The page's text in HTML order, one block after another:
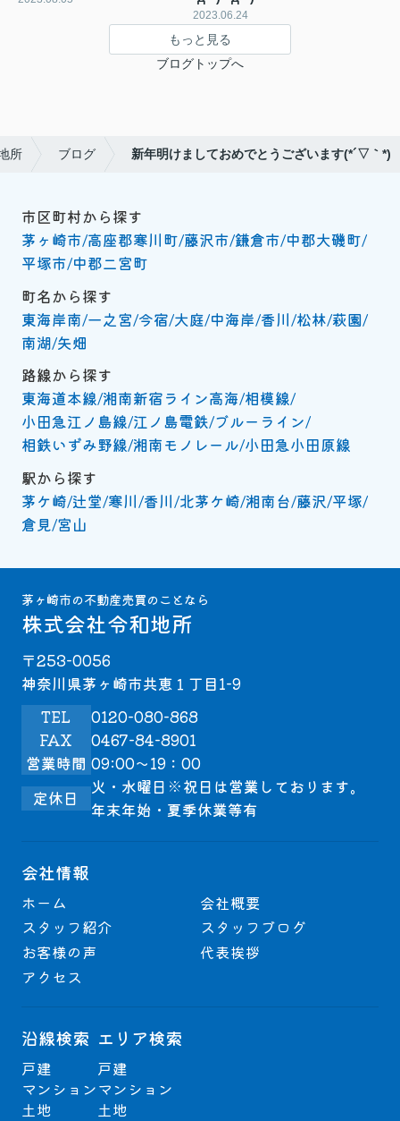
2023.06.24
もっと見る
ブログトップへ
所 ブログ 新年明けましておめでとうございます(*´▽｀*)
市区町村から探す
茅ヶ崎市 高座郡寒川町 藤沢市 鎌倉市 中郡大磯町
平塚市 中郡二宮町
町名から探す
東海岸南 一之宮 今宿 大庭 中海岸 香川 松林 萩園
南湖 矢畑
路線から探す
東海道本線 湘南新宿ライン高海 相模線
小田急江ノ島線 江ノ島電鉄 ブルーライン
相鉄いずみ野線 湘南モノレール 小田急小田原線
駅から探す
茅ケ崎 辻堂 寒川 香川 北茅ケ崎 湘南台 藤沢 平塚
倉見 宮山
茅ヶ崎市の不動産売買のことなら
株式会社令和地所
〒253-0056
神奈川県茅ヶ崎市共恵１丁目1-9
TEL
0120-080-868
FAX
0467-84-8901
営業時間 09:00～19：00
定休日
火・水曜日※祝日は営業しております。
年末年始・夏季休業等有
会社情報
ホーム
会社概要
スタッフ紹介
スタッフブログ
お客様の声
代表挨拶
アクセス
沿線検索
戸建
マンション
土地
エリア検索
戸建
マンション
土地